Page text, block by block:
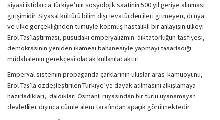
siyasi iktidarca Türkiye’nin sosyolojik saatinin 500 yıl geriye alınması
girişimidir. Siyasal kültürü bilim dışı tevatürden ileri gitmeyen, dünya
ve ülke gerçekliğinden tümüyle kopmuş hastalıklı bir anlayışın ülkeyi
Erol Taş’laştırması, pusudaki emperyalizmin diktatörlüğün tasfiyesi,
demokrasinin yeniden ikamesi bahanesiyle yapmayı tasarladığı
müdahalenin gerekçesi olacak kullanılacaktır!
Emperyal sistemin propaganda çarklarının uluslar arası kamuoyunu,
Erol Taş’la özdeşleştirilen Türkiye’ye dayak atılmasını alkışlamaya
hazırladıkları, daldıkları Osmanlı rüyasından bir türlü uyanamayan
devletliler dışında cümle alem tarafından apaçık görülmektedir.